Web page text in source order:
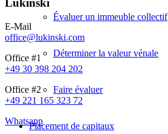
Évaluer un immeuble collectif
Déterminer la valeur vénale
Faire évaluer
Placement de capitaux
Lukinski
E-Mail
office@lukinski.com
Office #1
+49 30 398 204 202
Office #2
+49 221 165 323 72
Whatsapp